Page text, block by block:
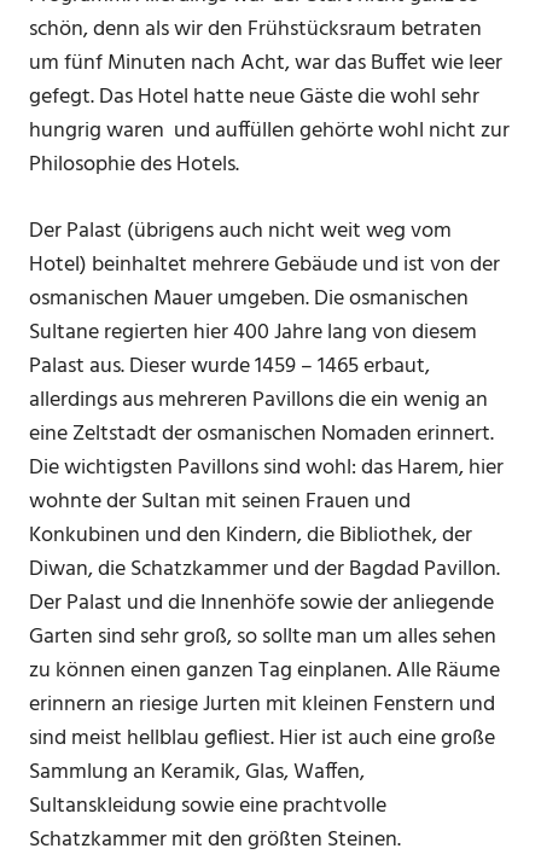
schön, denn als wir den Frühstücksraum betraten
um fünf Minuten nach Acht, war das Buffet wie leer
gefegt. Das Hotel hatte neue Gäste die wohl sehr
hungrig waren und auffüllen gehörte wohl nicht zur
Philosophie des Hotels.
Der Palast (übrigens auch nicht weit weg vom
Hotel) beinhaltet mehrere Gebäude und ist von der
osmanischen Mauer umgeben. Die osmanischen
Sultane regierten hier 400 Jahre lang von diesem
Palast aus. Dieser wurde 1459 – 1465 erbaut,
allerdings aus mehreren Pavillons die ein wenig an
eine Zeltstadt der osmanischen Nomaden erinnert.
Die wichtigsten Pavillons sind wohl: das Harem, hier
wohnte der Sultan mit seinen Frauen und
Konkubinen und den Kindern, die Bibliothek, der
Diwan, die Schatzkammer und der Bagdad Pavillon.
Der Palast und die Innenhöfe sowie der anliegende
Garten sind sehr groß, so sollte man um alles sehen
zu können einen ganzen Tag einplanen. Alle Räume
erinnern an riesige Jurten mit kleinen Fenstern und
sind meist hellblau gefliest. Hier ist auch eine große
Sammlung an Keramik, Glas, Waffen,
Sultanskleidung sowie eine prachtvolle
Schatzkammer mit den größten Steinen.